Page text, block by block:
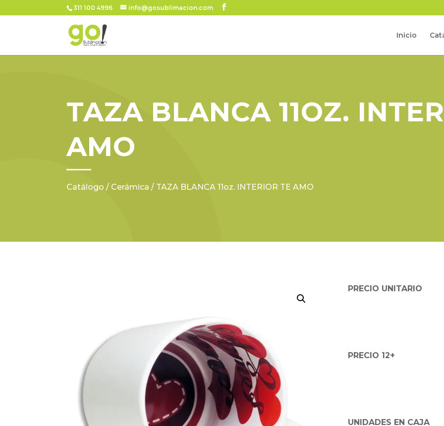
311 100 4996 info@gosublimacion.com
Inicio
TAZA BLANCA 11OZ.
AMO
Catálogo / Cerámica / TAZA BLANCA 11oz. INTERIOR TE AMO
PRECIO UNITARIO
PRECIO 12+
UNIDADES EN CAJA